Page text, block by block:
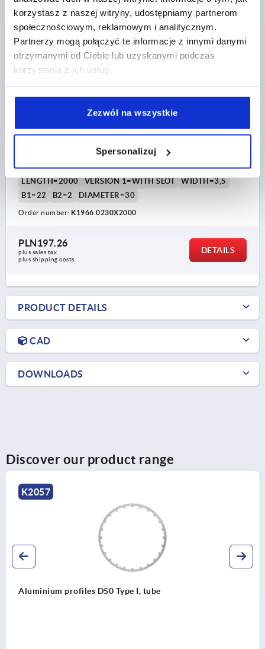
korzystasz z naszej witryny, udostępniamy partnerom
społecznościowym, reklamowym i analitycznym.
Partnerzy mogą połączyć te informacje z innymi danymi
otrzymanymi od Ciebie lub uzyskanymi podczas
korzystania z ich usług.
Zezwól na wszystkie
Spersonalizuj
plus shipping costs
DETAILS
K1966
ROUND TUBE WITH SLOT D=30, L=2000, ALUMINIUM
LENGTH=2000 VERSION 1=WITH SLOT
WIDTH=3,5
B1=22
B2=2 DIAMETER=30
Order number: K1966.0230X2000
PLN197.26
plus sales tax
plus shipping costs
DETAILS
PRODUCT DETAILS
CAD
DOWNLOADS
Discover our product range
Square tubes